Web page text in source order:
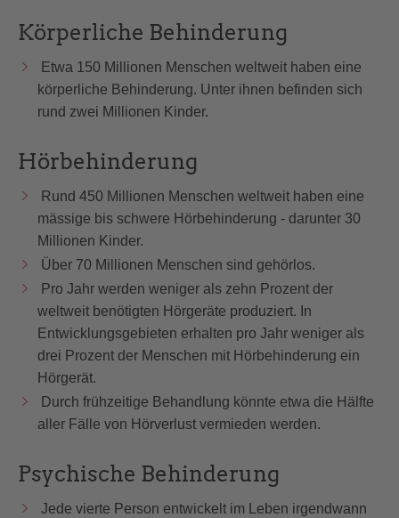
Körperliche Behinderung
Etwa 150 Millionen Menschen weltweit haben eine
körperliche Behinderung. Unter ihnen befinden sich
rund zwei Millionen Kinder.
Hörbehinderung
Rund 450 Millionen Menschen weltweit haben eine
mässige bis schwere Hörbehinderung - darunter 30
Millionen Kinder.
Über 70 Millionen Menschen sind gehörlos.
Pro Jahr werden weniger als zehn Prozent der
weltweit benötigten Hörgeräte produziert. In
Entwicklungsgebieten erhalten pro Jahr weniger als
drei Prozent der Menschen mit Hörbehinderung ein
Hörgerät.
Durch frühzeitige Behandlung könnte etwa die Hälfte
aller Fälle von Hörverlust vermieden werden.
Psychische Behinderung
Jede vierte Person entwickelt im Leben irgendwann